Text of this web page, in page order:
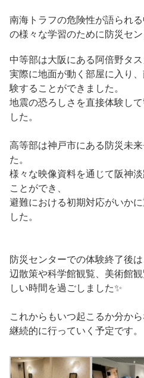
南海トラフの危険性が語られ
の様々な学習のために防災セン
中等部は大阪にある阿倍野タ
実際に地面が動く部屋に入り
験することができました。
地震の恐ろしさを直接体験し
した。
高等部は神戸市にある防災未
た。
様々な映像資料を通じて阪神
ことができ、
避難における初期対応がいか
した。
防災センターでの体験終了後
辺散策や科学館観覧、美術館
しい時間を過ごしました✨
これからもいつ起こるか分か
継続的に行っていく予定です。